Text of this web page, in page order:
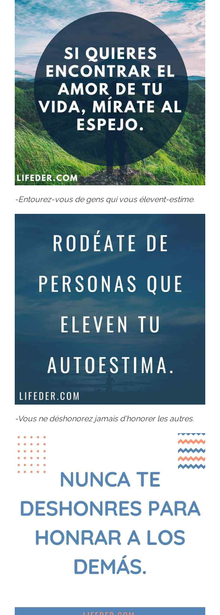
-Entourez-vous de gens qui vous élevent-estime.
-Vous ne déshonorez jamais d'honorer les autres.